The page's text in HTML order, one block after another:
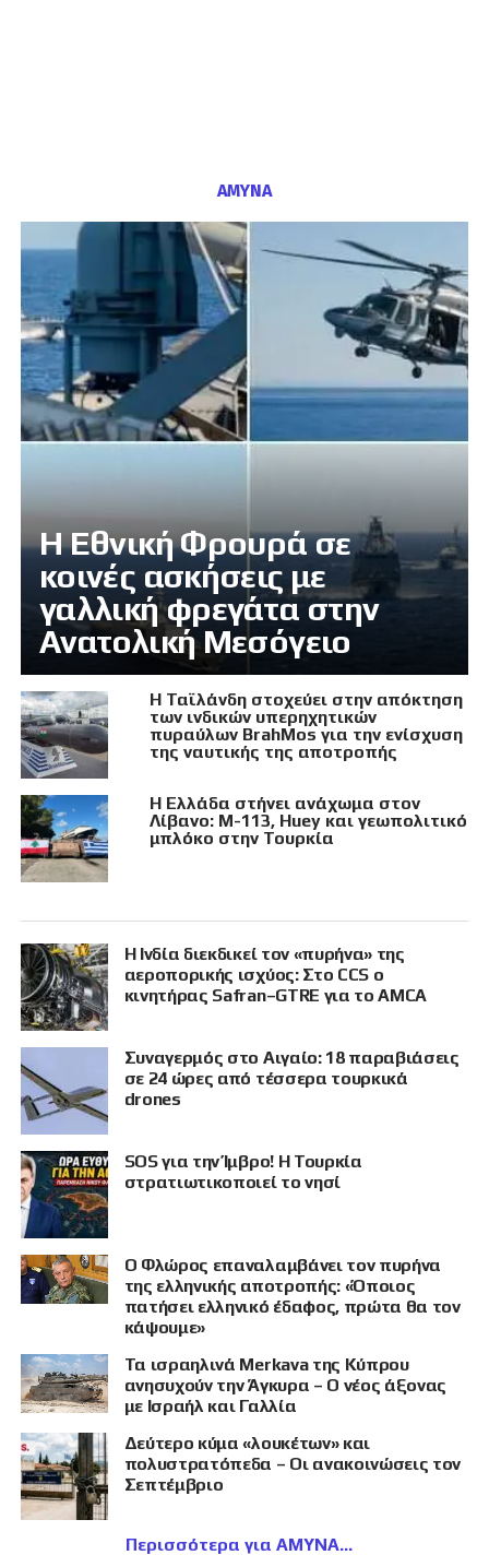
ΑΜΥΝΑ
Η Εθνική Φρουρά σε
κοινές ασκήσεις με
γαλλική φρεγάτα στην
Ανατολική Μεσόγειο
Η Ταϊλάνδη στοχεύει στην απόκτηση
των ινδικών υπερηχητικών
πυραύλων BrahMos για την ενίσχυση
της ναυτικής της αποτροπής
Η Ελλάδα στήνει ανάχωμα στον
Λίβανο: M-113, Huey και γεωπολιτικό
μπλόκο στην Τουρκία
Η Ινδία διεκδικεί τον «πυρήνα» της
αεροπορικής ισχύος: Στο CCS ο
κινητήρας Safran–GTRE για το AMCA
Συναγερμός στο Αιγαίο: 18 παραβιάσεις
σε 24 ώρες από τέσσερα τουρκικά
drones
SOS για την Ίμβρο! Η Τουρκία
στρατιωτικοποιεί το νησί
Ο Φλώρος επαναλαμβάνει τον πυρήνα
της ελληνικής αποτροπής: «Όποιος
πατήσει ελληνικό έδαφος, πρώτα θα τον
κάψουμε»
Τα ισραηλινά Merkava της Κύπρου
ανησυχούν την Άγκυρα – Ο νέος άξονας
με Ισραήλ και Γαλλία
Δεύτερο κύμα «λουκέτων» και
πολυστρατόπεδα – Οι ανακοινώσεις τον
Σεπτέμβριο
Περισσότερα για ΑΜΥΝΑ